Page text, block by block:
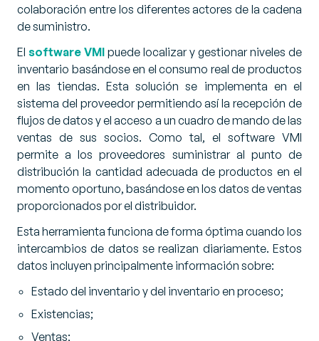
colaboración entre los diferentes actores de la cadena
de suministro.
El software VMI puede localizar y gestionar niveles de
inventario basándose en el consumo real de productos
en las tiendas. Esta solución se implementa en el
sistema del proveedor permitiendo así la recepción de
flujos de datos y el acceso a un cuadro de mando de las
ventas de sus socios. Como tal, el software VMI
permite a los proveedores suministrar al punto de
distribución la cantidad adecuada de productos en el
momento oportuno, basándose en los datos de ventas
proporcionados por el distribuidor.
Esta herramienta funciona de forma óptima cuando los
intercambios de datos se realizan diariamente. Estos
datos incluyen principalmente información sobre:
Estado del inventario y del inventario en proceso;
Existencias;
Ventas;